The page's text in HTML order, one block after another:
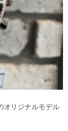
オリジナルモデル